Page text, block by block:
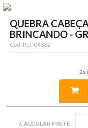
QUEBRA
BRINCANDO -
Cód. Ref. 04382
2x